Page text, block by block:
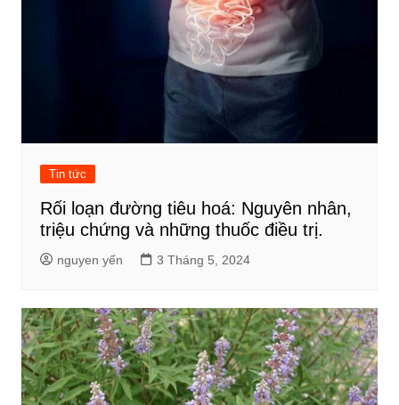
Tin tức
Rối loạn đường tiêu hoá: Nguyên nhân,
triệu chứng và những thuốc điều trị.
nguyen yến 3 Tháng 5, 2024